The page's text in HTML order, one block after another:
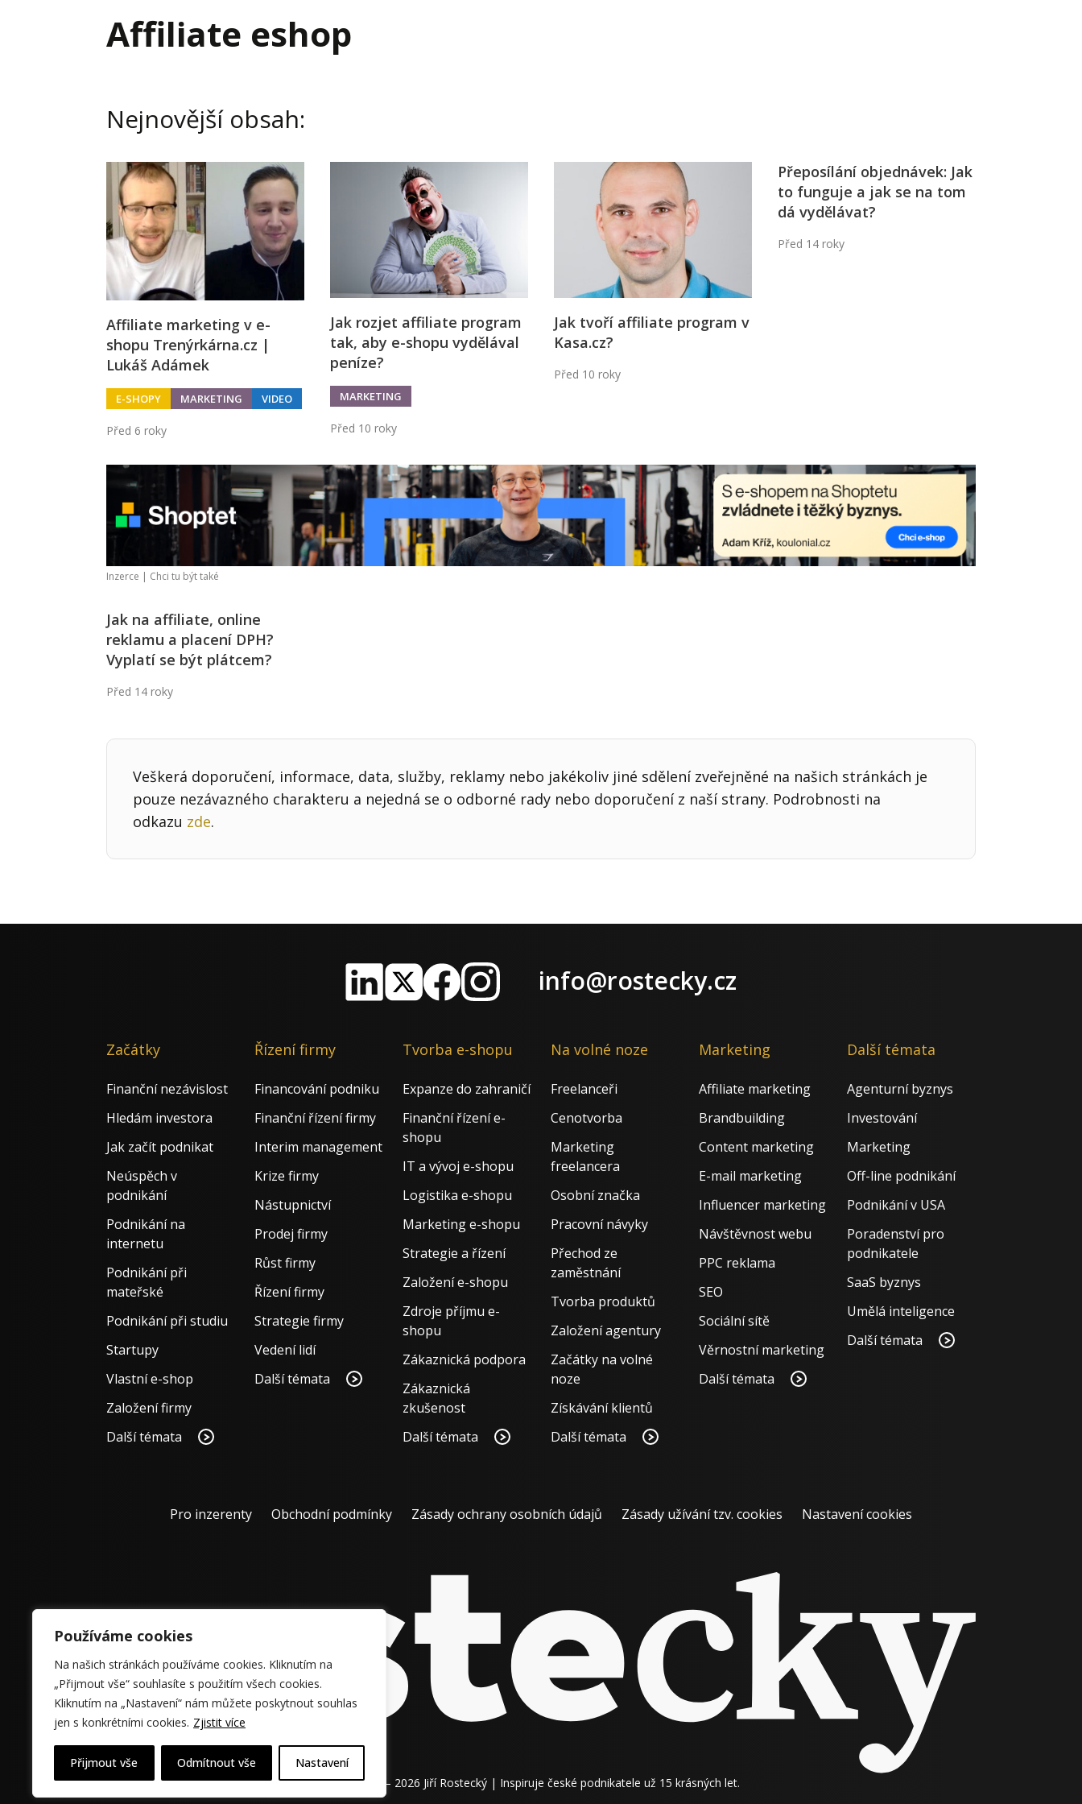
Používáme cookies
Na našich stránkách používáme cookies. Kliknutím na
„Přijmout vše“ souhlasíte s použitím všech cookies.
Kliknutím na „Nastavení“ nám můžete poskytnout souhlas
jen s konkrétními cookies. Zjistit více
Nastavení
Odmítnout vše
Přijmout vše
Interim management
Krizové řízení firmy
Projektové řízení
Affiliate eshop
Nejnovější obsah:
Affiliate marketing v e-
shopu Trenýrkárna.cz |
Lukáš Adámek
E-SHOPY MARKETING VIDEO
Před 6 roky
Jak rozjet affiliate program
tak, aby e-shopu vydělával
peníze?
MARKETING
Před 10 roky
Jak tvoří affiliate program v
Kasa.cz?
Před 10 roky
Přeposílání objednávek: Jak
to funguje a jak se na tom
dá vydělávat?
Před 14 roky
Inzerce | Chci tu být také
Jak na affiliate, online
reklamu a placení DPH?
Vyplatí se být plátcem?
Před 14 roky
Veškerá doporučení, informace, data, služby, reklamy nebo jakékoliv jiné sdělení zveřejněné na našich stránkách je
pouze nezávazného charakteru a nejedná se o odborné rady nebo doporučení z naší strany. Podrobnosti na
odkazu zde.
info@rostecky.cz
Začátky
Finanční nezávislost
Hledám investora
Jak začít podnikat
Neúspěch v
podnikání
Podnikání na
internetu
Podnikání při
mateřské
Podnikání při studiu
Startupy
Vlastní e-shop
Založení firmy
Další témata
Řízení firmy
Financování podniku
Finanční řízení firmy
Interim management
Krize firmy
Nástupnictví
Prodej firmy
Růst firmy
Řízení firmy
Strategie firmy
Vedení lidí
Další témata
Tvorba e-shopu
Expanze do zahraničí
Finanční řízení e-
shopu
IT a vývoj e-shopu
Logistika e-shopu
Marketing e-shopu
Strategie a řízení
Založení e-shopu
Zdroje příjmu e-
shopu
Zákaznická podpora
Zákaznická
zkušenost
Další témata
Na volné noze
Freelanceři
Cenotvorba
Marketing
freelancera
Osobní značka
Pracovní návyky
Přechod ze
zaměstnání
Tvorba produktů
Založení agentury
Začátky na volné
noze
Získávání klientů
Další témata
Marketing
Affiliate marketing
Brandbuilding
Content marketing
E-mail marketing
Influencer marketing
Návštěvnost webu
PPC reklama
SEO
Sociální sítě
Věrnostní marketing
Další témata
Další témata
Agenturní byznys
Investování
Marketing
Off-line podnikání
Podnikání v USA
Poradenství pro
podnikatele
SaaS byznys
Umělá inteligence
Další témata
Pro inzerenty Obchodní podmínky Zásady ochrany osobních údajů Zásady užívání tzv. cookies Nastavení cookies
© 2011 – 2026 Jiří Rostecký | Inspiruje české podnikatele už 15 krásných let.